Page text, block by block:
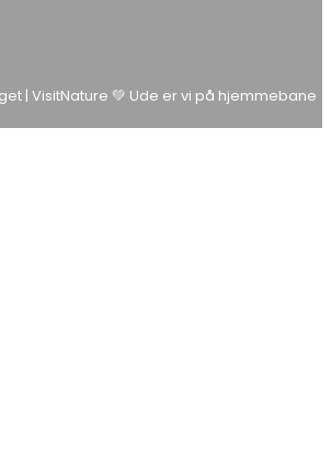
| VisitNature 💚 Ude er vi på hjemmebane